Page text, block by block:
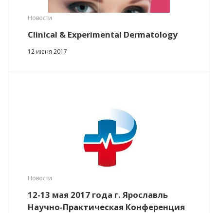
Новости
Clinical & Experimental Dermatology
12 июня 2017
Новости
12-13 мая 2017 года г. Ярославль
Научно-Практическая Конференция